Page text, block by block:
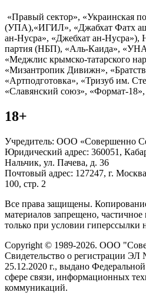
«Правый сектор», «Украинская
(УПА),«ИГИЛ», «Джабхат Фатх
ан-Нусра», «Джебхат ан-Нусра»),
партия (НБП), «Аль-Каида»,
«Меджлис крымско-татарского
«Мизантропик Дивижн»,
«Артподготовка», «Тризуб им.
«Славянский союз», «Формат-
18+
Учредитель: ООО «Совершенно
Юридический адрес: 360051,
Нальчик, ул. Пачева, д. 36
Почтовый адрес: 127247, г.
100, стр. 2
Все права защищены.
материалов запрещено,
только при условии гиперссылки
Copyright © 1989-2026. ООО
Свидетельство о регистрации
25.12.2020 г., выдано
сфере связи, информационных
коммуникаций.